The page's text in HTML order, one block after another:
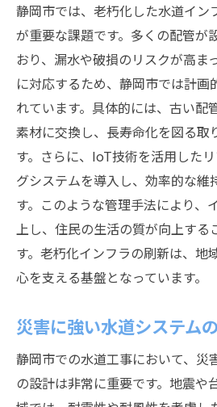
静岡市では、老朽化した水道イン
が重要な課題です。多くの配管が
おり、漏水や破損のリスクが高ま
に対応するため、静岡市では計画
れています。具体的には、古い配
素材に交換し、長寿命化を図る取
す。さらに、IoT技術を活用した
グシステムを導入し、効率的な維
す。このような管理手法により、
上し、住民の生活の質が向上する
す。老朽化インフラの刷新は、地
心を支える基盤となっています。
災害に強い水道システム
静岡市での水道工事において、災
の設計は非常に重要です。地震や